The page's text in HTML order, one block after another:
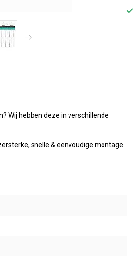
Wij hebben deze in verschillende
snelle & eenvoudige montage.